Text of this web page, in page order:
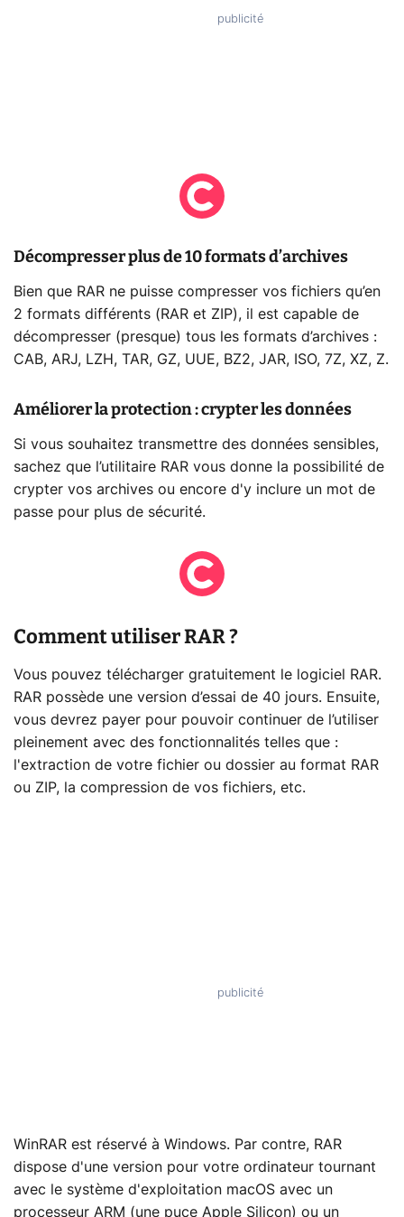
Décompresser plus de 10 formats d’archives
Bien que RAR ne puisse compresser vos fichiers qu’en
2 formats différents (RAR et ZIP), il est capable de
décompresser (presque) tous les formats d’archives :
CAB, ARJ, LZH, TAR, GZ, UUE, BZ2, JAR, ISO, 7Z, XZ, Z.
Améliorer la protection : crypter les données
Si vous souhaitez transmettre des données sensibles,
sachez que l’utilitaire RAR vous donne la possibilité de
crypter vos archives ou encore d'y inclure un mot de
passe pour plus de sécurité.
Comment utiliser RAR ?
Vous pouvez télécharger gratuitement le logiciel RAR.
RAR possède une version d’essai de 40 jours. Ensuite,
vous devrez payer pour pouvoir continuer de l’utiliser
pleinement avec des fonctionnalités telles que :
l'extraction de votre fichier ou dossier au format RAR
ou ZIP, la compression de vos fichiers, etc.
WinRAR est réservé à Windows. Par contre, RAR
dispose d'une version pour votre ordinateur tournant
avec le système d'exploitation macOS avec un
processeur ARM (une puce Apple Silicon) ou un